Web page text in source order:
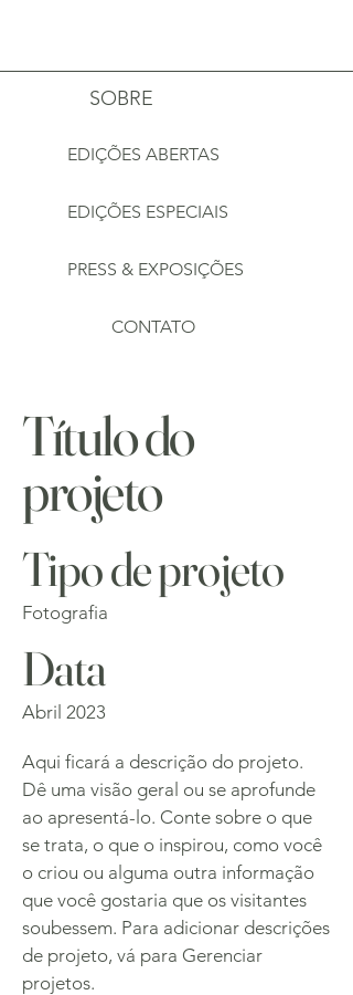
EDIÇÕES ABERTAS
PRESS & EXPOSIÇÕES
CONTATO
SOBRE
EDIÇÕES ESPECIAIS
Título do
projeto
Tipo de projeto
Fotografia
Data
Abril 2023
Aqui ficará a descrição do projeto.
Dê uma visão geral ou se aprofunde
ao apresentá-lo. Conte sobre o que
se trata, o que o inspirou, como você
o criou ou alguma outra informação
que você gostaria que os visitantes
soubessem. Para adicionar descrições
de projeto, vá para Gerenciar
projetos.